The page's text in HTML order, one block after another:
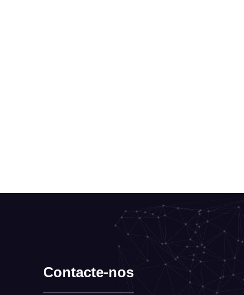
Contacte-nos